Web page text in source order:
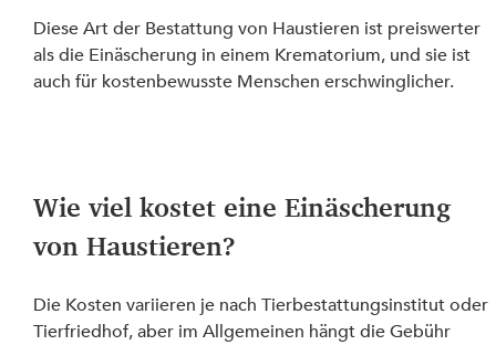
Diese Art der Bestattung von Haustieren ist preiswerter
als die Einäscherung in einem Krematorium, und sie ist
auch für kostenbewusste Menschen erschwinglicher.
Wie viel kostet eine Einäscherung
von Haustieren?
Die Kosten variieren je nach Tierbestattungsinstitut oder
Tierfriedhof, aber im Allgemeinen hängt die Gebühr